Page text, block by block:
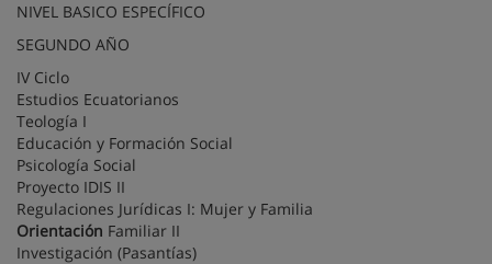
NIVEL BASICO ESPECÍFICO
SEGUNDO AÑO
IV Ciclo
Estudios Ecuatorianos
Teología I
Educación y Formación Social
Psicología Social
Proyecto IDIS II
Regulaciones Jurídicas I: Mujer y Familia
Orientación Familiar II
Investigación (Pasantías)